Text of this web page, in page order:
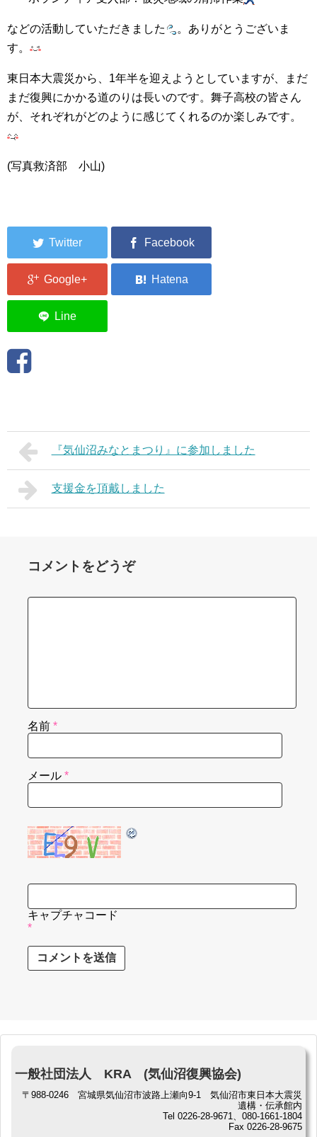
などの活動していただきました
。ありがとうございま
す。
東日本大震災から、1年半を迎えようとしていますが、まだ
まだ復興にかかる道のりは長いのです。舞子高校の皆さん
が、それぞれがどのように感じてくれるのか楽しみです。
(写真救済部 小山)
『気仙沼みなとまつり』に参加しました
支援金を頂戴しました
コメントをどうぞ
名前 *
メール *
キャプチャコード
*
一般社団法人 KRA (気仙沼復興協会)
〒988-0246 宮城県気仙沼市波路上瀬向9-1 気仙沼市東日本大震災
遺構・伝承館内
Tel 0226-28-9671、080-1661-1804
Fax 0226-28-9675